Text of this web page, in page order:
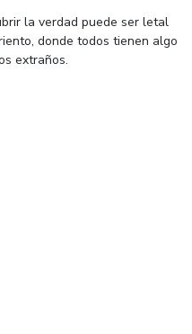
la verdad puede ser letal
donde todos tienen algo
extraños.